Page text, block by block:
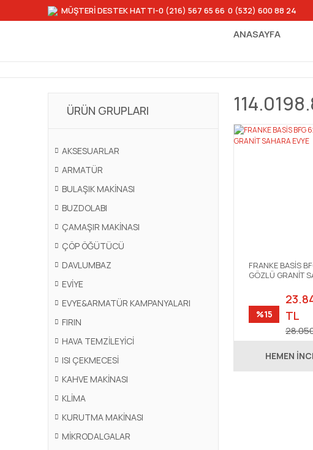
MÜŞTERİ DESTEK HATTI-0 (216) 567 65 66-0 (532) 600 88 24
ANASAYFA
ÜRÜN GRUPLARI
AKSESUARLAR
ARMATÜR
BULAŞIK MAKİNASI
BUZDOLABI
ÇAMAŞIR MAKİNASI
ÇÖP ÖĞÜTÜCÜ
DAVLUMBAZ
EVİYE
EVYE&ARMATÜR KAMPANYALARI
FIRIN
HAVA TEMZİLEYİCİ
ISI ÇEKMECESİ
KAHVE MAKİNASI
KLİMA
KURUTMA MAKİNASI
MİKRODALGALAR
FRANKE BASİS
GÖZLÜ GRANİT
%15
TL
HEMEN